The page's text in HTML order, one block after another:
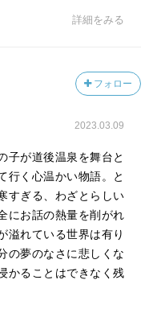
詳細をみる
フォロー
2023.03.09
子が道後温泉を舞台と
行く心温かい物語。と
すぎる、わざとらしい
にお話の熱量を削がれ
溢れている世界は有り
の夢のなさに悲しくな
かることはできなく残